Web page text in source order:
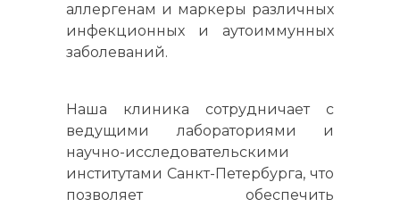
аллергенам и маркеры различных
инфекционных и аутоиммунных
заболеваний.
Наша клиника сотрудничает с
ведущими лабораториями и
научно-исследовательскими
институтами Санкт-Петербурга, что
позволяет обеспечить